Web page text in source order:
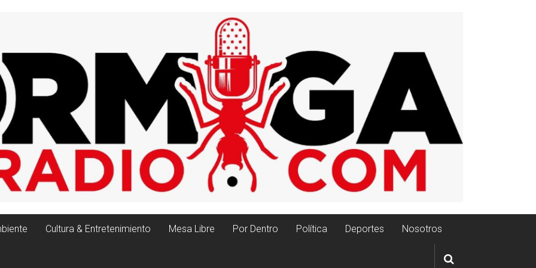
Cultura & Entretenimiento Mesa Libre Por Dentro Política Deportes Nosotros